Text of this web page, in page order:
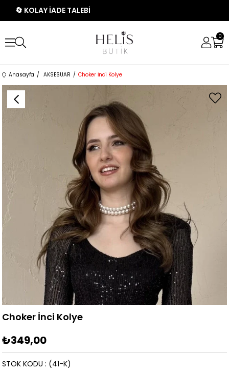
🔄 KOLAY İADE TALEBİ
0
Anasayfa AKSESUAR Choker İnci Kolye
Choker İnci Kolye
₺349,00
(41-K)
STOK KODU